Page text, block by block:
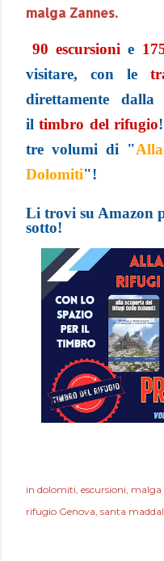
malga Zannes.
90 escursionie
visitare, con le
direttamente
il timbro del rifugio
tre volumi di "
Dolomiti"!
Li trovi su Amazon
sotto!
in dolomiti escursioni malga
rifugio Genova santa